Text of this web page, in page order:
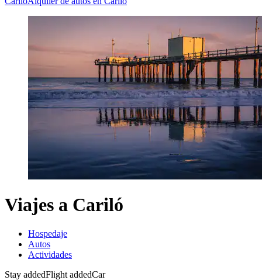
Viajes a Cariló
Hospedaje
Autos
Actividades
Stay addedFlight addedCar